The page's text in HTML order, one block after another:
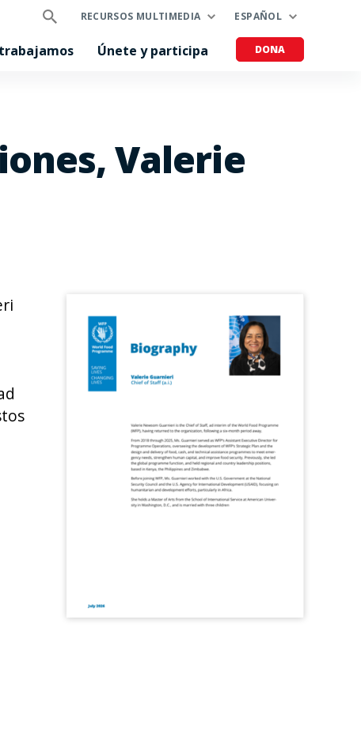
RECURSOS MULTIMEDIA ESPAÑOL
Únete y participa DONA
Valerie